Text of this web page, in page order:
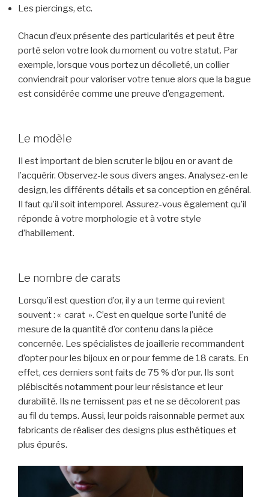
Les piercings, etc.
Chacun d’eux présente des particularités et peut être
porté selon votre look du moment ou votre statut. Par
exemple, lorsque vous portez un décolleté, un collier
conviendrait pour valoriser votre tenue alors que la bague
est considérée comme une preuve d’engagement.
Le modèle
Il est important de bien scruter le bijou en or avant de
l’acquérir. Observez-le sous divers anges. Analysez-en le
design, les différents détails et sa conception en général.
Il faut qu’il soit intemporel. Assurez-vous également qu’il
réponde à votre morphologie et à votre style
d’habillement.
Le nombre de carats
Lorsqu’il est question d’or, il y a un terme qui revient
souvent : « carat ». C’est en quelque sorte l’unité de
mesure de la quantité d’or contenu dans la pièce
concernée. Les spécialistes de joaillerie recommandent
d’opter pour les bijoux en or pour femme de 18 carats. En
effet, ces derniers sont faits de 75 % d’or pur. Ils sont
plébiscités notamment pour leur résistance et leur
durabilité. Ils ne ternissent pas et ne se décolorent pas
au fil du temps. Aussi, leur poids raisonnable permet aux
fabricants de réaliser des designs plus esthétiques et
plus épurés.